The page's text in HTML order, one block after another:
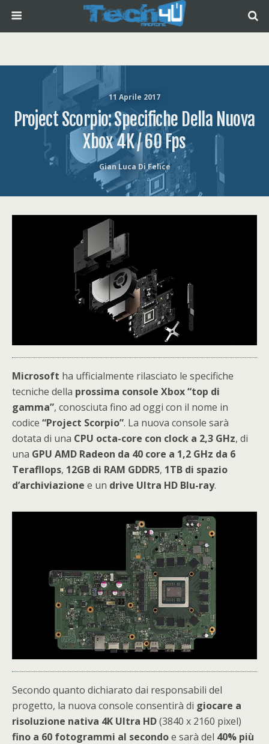
11 Aprile 2017
Project Scorpio: Specifiche Della Nuova
Xbox 4K / 60 Fps
Gian Luca Di Felice
Microsoft ha ufficialmente rilasciato le specifiche
tecniche della prossima console Xbox “top di
gamma”, conosciuta fino ad oggi con il nome in
codice “Project Scorpio”. La nuova console sarà
dotata di una CPU octa-core con clock a 2,3 GHz, di
una GPU AMD Radeon da 40 core a 1,2 GHz da 6
Terafllops, 12GB di RAM GDDR5, 1TB di spazio
d’archiviazione e un drive Ultra HD Blu-ray.
Secondo quanto dichiarato dai responsabili del
progetto, la nuova console consentirà di giocare a
risoluzione nativa 4K Ultra HD(3840 x 2160 pixel)
fino a 60 fotogrammi al secondoe sarà del 40% più